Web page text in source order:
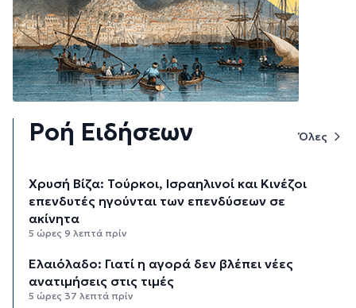
Ροή Ειδήσεων Όλες
Χρυσή Βίζα: Τούρκοι, Ισραηλινοί και Κινέζοι
επενδυτές ηγούνται των επενδύσεων σε
ακίνητα
5 ώρες 9 λεπτά πρίν
Ελαιόλαδο: Γιατί η αγορά δεν βλέπει νέες
ανατιμήσεις στις τιμές
5 ώρες 37 λεπτά πρίν